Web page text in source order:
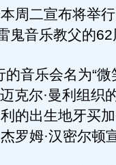
二宣布将举行
鬼音乐教父的
乐会名为“微
克尔·曼利组织
的出生地牙买
罗姆·汉密尔顿